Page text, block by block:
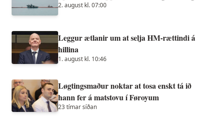
2. august kl. 07:00
Leggur ætlanir um at selja HM-rættindi á
hillina
1. august kl. 10:46
Løgtingsmaður noktar at tosa enskt tá ið
hann fer á matstovu í Føroyum
23 tímar síðan